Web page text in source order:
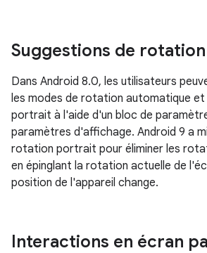
Suggestions de rotation
Dans Android 8.0, les utilisateurs
les modes de rotation automatique
portrait à l'aide d'un bloc de
paramètres d'affichage. Android 9 a
rotation portrait pour éliminer les
en épinglant la rotation actuelle de
position de l'appareil change.
Interactions en écran